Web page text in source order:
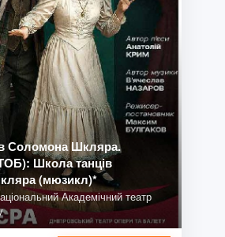
Соломона Шкляра.
Школа танців
(мюзикл)*
Академічний театр